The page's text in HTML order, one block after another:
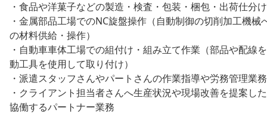
・食品や洋菓子などの製造・検査・包装・梱包・出荷仕分け
・金属部品工場でのNC旋盤操作（自動制御の切削加工機械
の材料供給・操作）
・自動車車体工場での組付け・組み立て作業（部品や配線
動工具を使用して取り付け）
・派遣スタッフさんやパートさんの作業指導や労務管理業務
・クライアント担当者さんへ生産状況や現場改善を提案し
協働するパートナー業務